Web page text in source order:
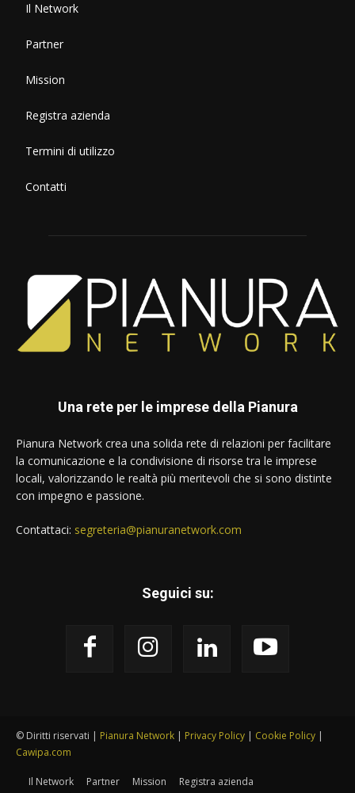
Il Network
Partner
Mission
Registra azienda
Termini di utilizzo
Contatti
Una rete per le imprese della Pianura
Pianura Network crea una solida rete di relazioni per facilitare
la comunicazione e la condivisione di risorse tra le imprese
locali, valorizzando le realtà più meritevoli che si sono distinte
con impegno e passione.
Contattaci: segreteria@pianuranetwork.com
Seguici su:
© Diritti riservati | Pianura Network | Privacy Policy | Cookie Policy |
Cawipa.com
Il Network Partner Mission
Registra azienda